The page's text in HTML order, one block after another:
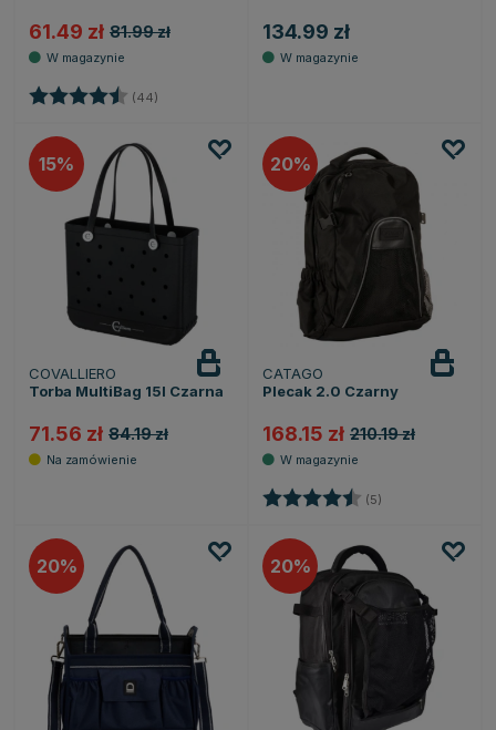
61.49 zł 81.99 zł
Ocena: (44)
134.99 zł
15
COVALLIERO
Torba MultiBag 15l Czarna
71.56 zł 84.19 zł
20
CATAGO
Plecak 2.0 Czarny
168.15 zł 210.19 zł
Ocena: (5)
20 20